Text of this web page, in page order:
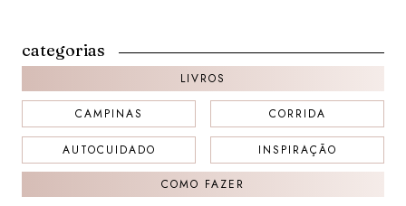
categorias
LIVROS
CAMPINAS CORRIDA
AUTOCUIDADO INSPIRAÇÃO
COMO FAZER